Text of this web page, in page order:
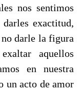
nos sentimos
exactitud,
darle la figura
aquellos
en nuestra
un acto de amor